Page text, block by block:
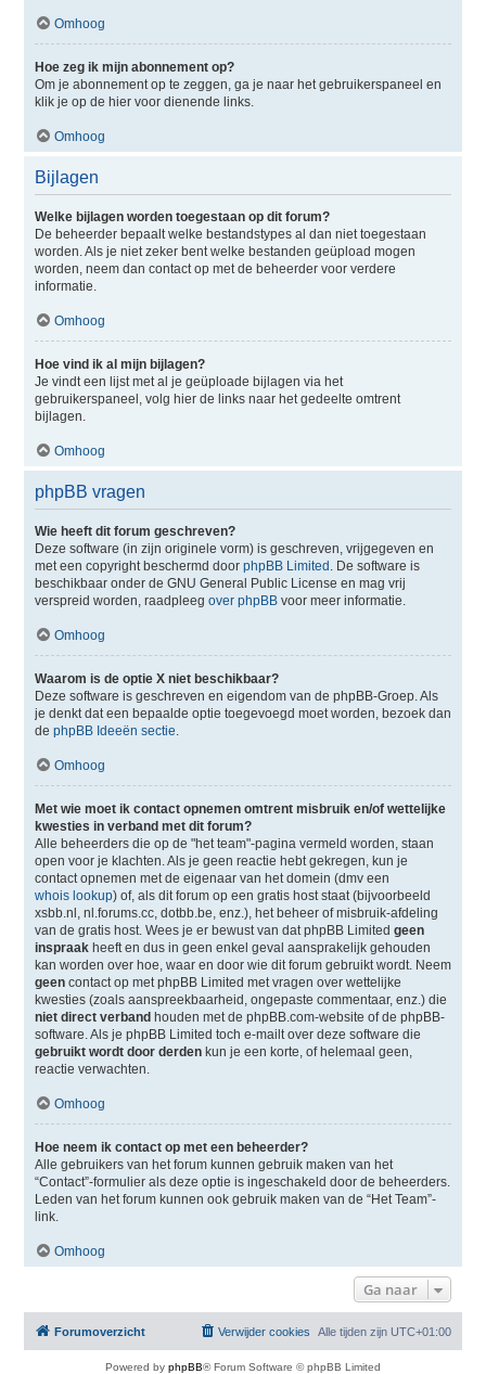
Omhoog
Hoe zeg ik mijn abonnement op?
Om je abonnement op te zeggen, ga je naar het gebruikerspaneel en
klik je op de hier voor dienende links.
Omhoog
Bijlagen
Welke bijlagen worden toegestaan op dit forum?
De beheerder bepaalt welke bestandstypes al dan niet toegestaan
worden. Als je niet zeker bent welke bestanden geüpload mogen
worden, neem dan contact op met de beheerder voor verdere
informatie.
Omhoog
Hoe vind ik al mijn bijlagen?
Je vindt een lijst met al je geüploade bijlagen via het
gebruikerspaneel, volg hier de links naar het gedeelte omtrent
bijlagen.
Omhoog
phpBB vragen
Wie heeft dit forum geschreven?
Deze software (in zijn originele vorm) is geschreven, vrijgegeven en
met een copyright beschermd door phpBB Limited . De software is
beschikbaar onder de GNU General Public License en mag vrij
verspreid worden, raadpleeg over phpBBvoor meer informatie.
Omhoog
Waarom is de optie X niet beschikbaar?
Deze software is geschreven en eigendom van de phpBB-Groep. Als
je denkt dat een bepaalde optie toegevoegd moet worden, bezoek dan
de phpBB Ideeën sectie.
Omhoog
Met wie moet ik contact opnemen omtrent misbruik en/of wettelijke
kwesties in verband met dit forum?
Alle beheerders die op de "het team"-pagina vermeld worden, staan
open voor je klachten. Als je geen reactie hebt gekregen, kun je
contact opnemen met de eigenaar van het domein (dmv een
whois lookup) of, als dit forum op een gratis host staat (bijvoorbeeld
xsbb.nl, nl.forums.cc, dotbb.be, enz.), het beheer of misbruik-afdeling
van de gratis host. Wees je er bewust van dat phpBB Limited geen
inspraakheeft en dus in geen enkel geval aansprakelijk gehouden
kan worden over hoe, waar en door wie dit forum gebruikt wordt. Neem
geencontact op met phpBB Limited met vragen over wettelijke
kwesties (zoals aanspreekbaarheid, ongepaste commentaar, enz.) die
niet direct verband houden met de phpBB.com-website of de phpBB-
software. Als je phpBB Limited toch e-mailt over deze software die
gebruikt wordt door derdenkun je een korte, of helemaal geen,
reactie verwachten.
Omhoog
Hoe neem ik contact op met een beheerder?
Alle gebruikers van het forum kunnen gebruik maken van het
“Contact”-formulier als deze optie is ingeschakeld door de beheerders.
Leden van het forum kunnen ook gebruik maken van de “Het Team”-
link.
Omhoog
Ga naar
Forumoverzicht Alle tijden zijn UTC+01:00
Verwijder cookies
Powered by phpBB® Forum Software © phpBB Limited